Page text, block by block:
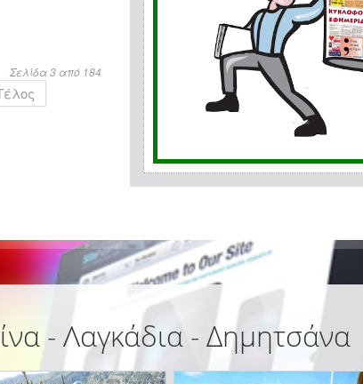
Σελίδα 3 από 184
- Λαγκάδια - Δημητσάνα